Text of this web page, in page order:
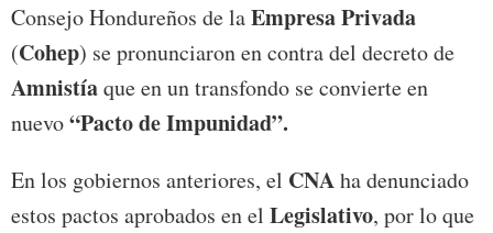
Consejo Hondureños de laEmpresa Privada
(Cohep) se pronunciaron en contra del decreto de
Amnistíaque en un transfondo se convierte en
nuevo“Pacto de Impunidad”.
En los gobiernos anteriores, el CNAha denunciado
estos pactos aprobados en el Legislativo, por lo que